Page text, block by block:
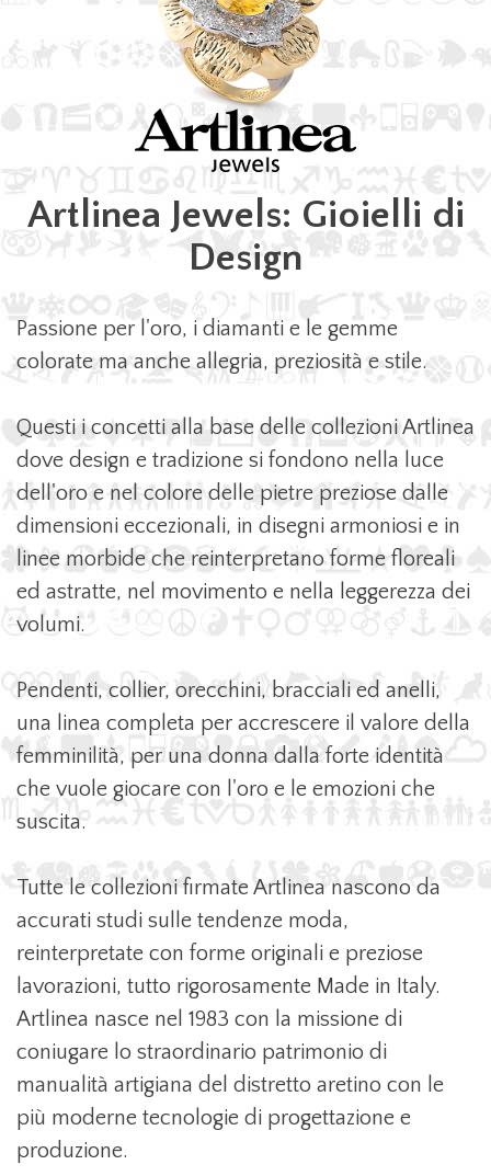
Artlinea Jewels: Gioielli di
Design
Passione per l'oro, i diamanti e le gemme
colorate ma anche allegria, preziosità e stile.
Questi i concetti alla base delle collezioni Artlinea
dove design e tradizione si fondono nella luce
dell'oro e nel colore delle pietre preziose dalle
dimensioni eccezionali, in disegni armoniosi e in
linee morbide che reinterpretano forme floreali
ed astratte, nel movimento e nella leggerezza dei
volumi.
Pendenti, collier, orecchini, bracciali ed anelli,
una linea completa per accrescere il valore della
femminilità, per una donna dalla forte identità
che vuole giocare con l'oro e le emozioni che
suscita.
Tutte le collezioni firmate Artlinea nascono da
accurati studi sulle tendenze moda,
reinterpretate con forme originali e preziose
lavorazioni, tutto rigorosamente Made in Italy.
Artlinea nasce nel 1983 con la missione di
coniugare lo straordinario patrimonio di
manualità artigiana del distretto aretino con le
più moderne tecnologie di progettazione e
produzione.